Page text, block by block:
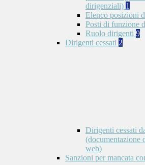
dirigenziali) 1
Elenco posizioni
Posti di funzione
Ruolo dirigenti 9
Dirigenti cessati 2
Dirigenti cessati
(documentazione
web)
Sanzioni per mancata